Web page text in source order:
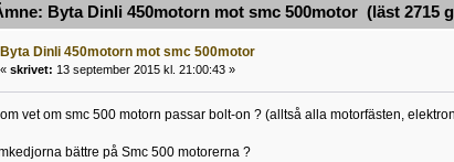
Byta Dinli 450motorn mot smc 500motor (läst 2715
Byta Dinli 450motorn mot smc 500motor
« skrivet: 13 september 2015 kl. 21:00:43 »
vet om smc 500 motorn passar bolt-on ? (alltså alla motorfästen,
bättre på Smc 500 motorerna ?